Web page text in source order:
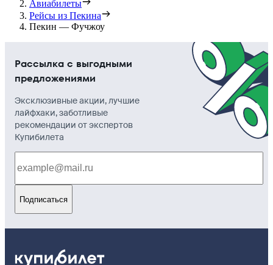
Авиабилеты
Рейсы из Пекина
Пекин — Фучжоу
Рассылка с выгодными
предложениями
Эксклюзивные акции, лучшие
лайфхаки, заботливые
рекомендации от экспертов
Купибилета
Подписаться